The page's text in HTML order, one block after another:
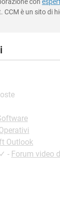
è un sito di
Outlook
✓ - Forum video